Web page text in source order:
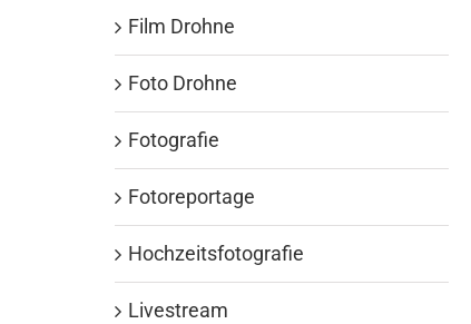
Film Drohne
Foto Drohne
Fotografie
Fotoreportage
Hochzeitsfotografie
Livestream